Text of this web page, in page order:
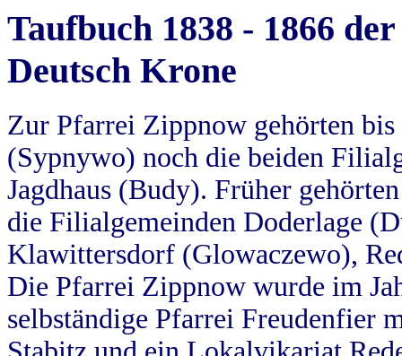
Taufbuch 1838 - 1866
Deutsch Krone
Zur Pfarrei Zippnow gehörten
(Sypnywo) noch die beiden
Jagdhaus (Budy). Früher
die Filialgemeinden Doderlage
Klawittersdorf (Glowaczewo),
Die Pfarrei Zippnow wurde im
selbständige Pfarrei Freudenfier